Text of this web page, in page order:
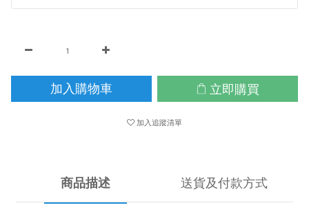
加入購物車 立即購買
加入追蹤清單
商品描述 送貨及付款方式